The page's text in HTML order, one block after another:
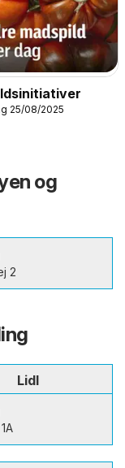
25/08/2025
og
2
Lidl